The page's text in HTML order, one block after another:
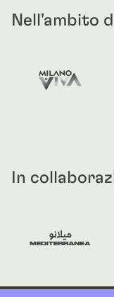
Nell'ambito
In